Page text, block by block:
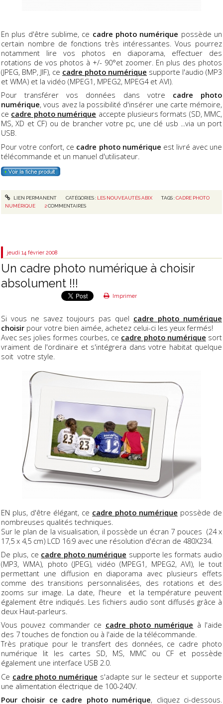
En plus d'être sublime, ce cadre photo numérique possède un
certain nombre de fonctions très intéressantes. Vous pourrez
notamment lire vos photos en diaporama, effectuer des
rotations de vos photos à +/- 90°et zoomer. En plus des photos
(JPEG, BMP, JIF), ce cadre photo numérique supporte l'audio (MP3
et WMA) et la vidéo (MPEG1, MPEG2, MPEG4 et AVI).
Pour transférer vos données dans votre cadre photo
numérique, vous avez la possibilité d'insérer une carte mémoire,
ce cadre photo numérique accepte plusieurs formats (SD, MMC,
MS, XD et CF) ou de brancher votre pc, une clé usb ...via un port
USB.
Pour votre confort, ce cadre photo numérique est livré avec une
télécommande et un manuel d'utilisateur.
LIEN PERMANENT CATÉGORIES : LES NOUVEAUTÉS ABIX TAGS :CADRE PHOTO
NUMÉRIQUE
2 COMMENTAIRES
jeudi 14 février 2008
Un cadre photo numérique à choisir
absolument !!!
Imprimer
Si vous ne savez toujours pas quel cadre photo numérique
choisir pour votre bien aimée, achetez celui-ci les yeux fermés!
Avec ses jolies formes courbes, ce cadre photo numérique sort
vraiment de l'ordinaire et s'intégrera dans votre habitat quelque
soit votre style.
EN plus, d'être élégant, ce cadre photo numérique possède de
nombreuses qualités techniques.
Sur le plan de la visualisation, il possède un écran 7 pouces (24 x
17,5 x 4,5 cm) LCD 16:9 avec une résolution d'écran de 480X234.
De plus, ce cadre photo numérique supporte les formats audio
(MP3, WMA), photo (JPEG), vidéo (MPEG1, MPEG2, AVI), le tout
permettant une diffusion en diaporama avec plusieurs effets
comme des transitions personnalisées, des rotations et des
zooms sur image. La date, l'heure et la température peuvent
également être indiqués. Les fichiers audio sont diffusés grâce à
deux Haut-parleurs.
Vous pouvez commander ce cadre photo numérique à l'aide
des 7 touches de fonction ou à l'aide de la télécommande.
Très pratique pour le transfert des données, ce cadre photo
numérique lit les cartes SD, MS, MMC ou CF et possède
également une interface USB 2.0.
Ce cadre photo numérique s'adapte sur le secteur et supporte
une alimentation électrique de 100-240V.
Pour choisir ce cadre photo numérique, cliquez ci-dessous.